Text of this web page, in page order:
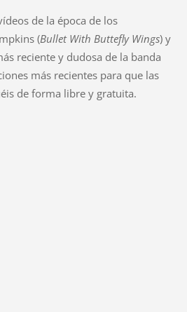
de la época de los
(Bullet With Buttefly Wings) y
reciente y dudosa de la banda
más recientes para que las
de forma libre y gratuita.